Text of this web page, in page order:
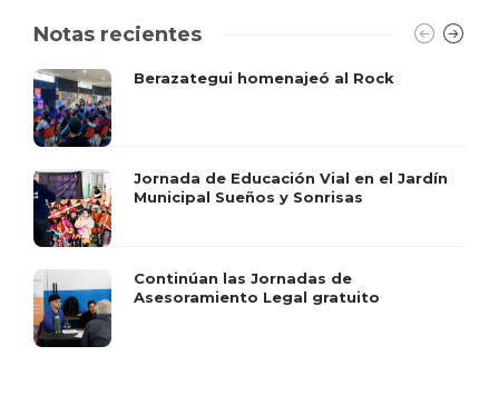
Notas recientes
Berazategui homenajeó al Rock
Jornada de Educación Vial en el Jardín
Municipal Sueños y Sonrisas
Continúan las Jornadas de
Asesoramiento Legal gratuito